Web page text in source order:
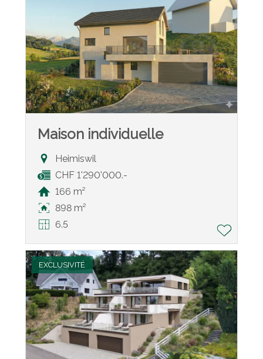
Maison individuelle
Heimiswil
CHF 1'290'000.-
166 m²
898 m²
6.5
EXCLUSIVITÉ